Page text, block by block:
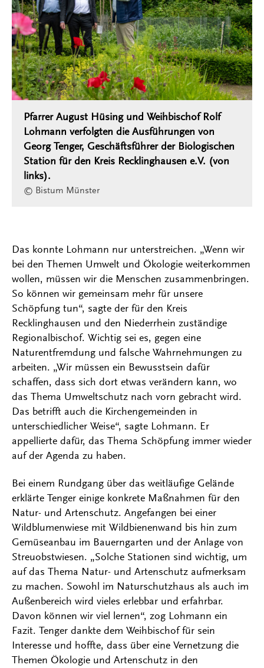
Pfarrer August Hüsing und Weihbischof Rolf
Lohmann verfolgten die Ausführungen von
Georg Tenger, Geschäftsführer der Biologischen
Station für den Kreis Recklinghausen e.V. (von
links).
© Bistum Münster
Das konnte Lohmann nur unterstreichen. „Wenn wir
bei den Themen Umwelt und Ökologie weiterkommen
wollen, müssen wir die Menschen zusammenbringen.
So können wir gemeinsam mehr für unsere
Schöpfung tun“, sagte der für den Kreis
Recklinghausen und den Niederrhein zuständige
Regionalbischof. Wichtig sei es, gegen eine
Naturentfremdung und falsche Wahrnehmungen zu
arbeiten. „Wir müssen ein Bewusstsein dafür
schaffen, dass sich dort etwas verändern kann, wo
das Thema Umweltschutz nach vorn gebracht wird.
Das betrifft auch die Kirchengemeinden in
unterschiedlicher Weise“, sagte Lohmann. Er
appellierte dafür, das Thema Schöpfung immer wieder
auf der Agenda zu haben.
Bei einem Rundgang über das weitläufige Gelände
erklärte Tenger einige konkrete Maßnahmen für den
Natur- und Artenschutz. Angefangen bei einer
Wildblumenwiese mit Wildbienenwand bis hin zum
Gemüseanbau im Bauerngarten und der Anlage von
Streuobstwiesen. „Solche Stationen sind wichtig, um
auf das Thema Natur- und Artenschutz aufmerksam
zu machen. Sowohl im Naturschutzhaus als auch im
Außenbereich wird vieles erlebbar und erfahrbar.
Davon können wir viel lernen“, zog Lohmann ein
Fazit. Tenger dankte dem Weihbischof für sein
Interesse und hoffte, dass über eine Vernetzung die
Themen Ökologie und Artenschutz in den